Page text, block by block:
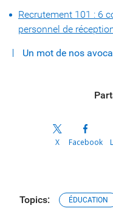
Recrutement 101 : 6
personnel de
Un mot de nos
X Facebook
Topics: ÉDUCATION